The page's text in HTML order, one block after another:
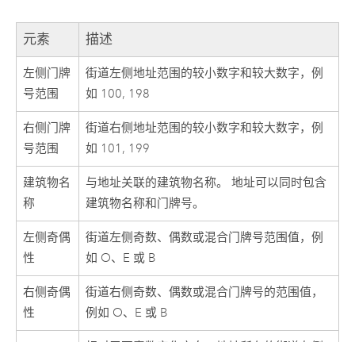
元素 描述
左侧门牌
号范围
街道左侧地址范围的较小数字和较大数字，例
如 100, 198
右侧门牌
号范围
街道右侧地址范围的较小数字和较大数字，例
如 101, 199
建筑物名
称
与地址关联的建筑物名称。 地址可以同时包含
建筑物名称和门牌号。
左侧奇偶
性
街道左侧奇数、偶数或混合门牌号范围值，例
如 O、E 或 B
右侧奇偶
性
街道右侧奇数、偶数或混合门牌号的范围值，
例如 O、E 或 B